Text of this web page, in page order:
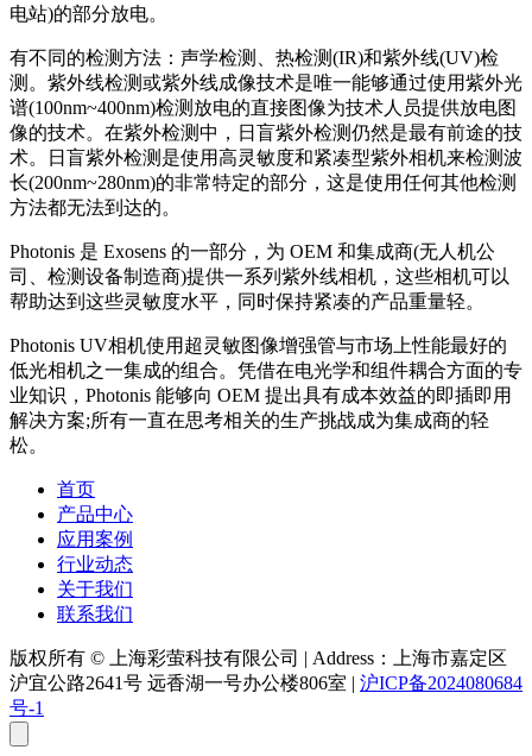
电站)的部分放电。
有不同的检测方法：声学检测、热检测(IR)和紫外线(UV)检
测。紫外线检测或紫外线成像技术是唯一能够通过使用紫外光
谱(100nm~400nm)检测放电的直接图像为技术人员提供放电图
像的技术。在紫外检测中，日盲紫外检测仍然是最有前途的技
术。日盲紫外检测是使用高灵敏度和紧凑型紫外相机来检测波
长(200nm~280nm)的非常特定的部分，这是使用任何其他检测
方法都无法到达的。
Photonis 是 Exosens 的一部分，为 OEM 和集成商(无人机公
司、检测设备制造商)提供一系列紫外线相机，这些相机可以
帮助达到这些灵敏度水平，同时保持紧凑的产品重量轻。
Photonis UV相机使用超灵敏图像增强管与市场上性能最好的
低光相机之一集成的组合。凭借在电光学和组件耦合方面的专
业知识，Photonis 能够向 OEM 提出具有成本效益的即插即用
解决方案;所有一直在思考相关的生产挑战成为集成商的轻
松。
首页
产品中心
应用案例
行业动态
关于我们
联系我们
版权所有 © 上海彩萤科技有限公司 | Address：上海市嘉定区
沪宜公路2641号 远香湖一号办公楼806室 | 沪ICP备2024080684
号-1